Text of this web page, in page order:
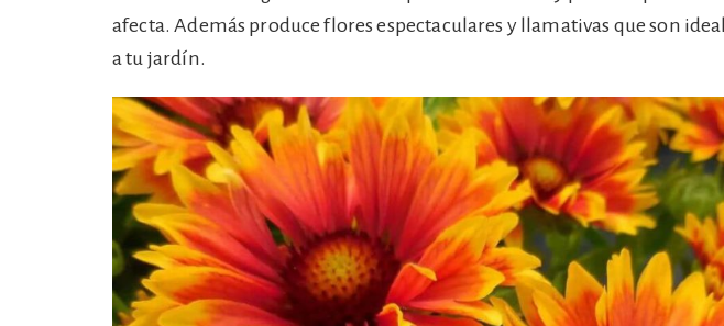
afecta. Además produce flores espectaculares y llamativas que son
a tu jardín.